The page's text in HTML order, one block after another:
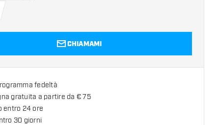
CHIAMAMI
fedeltà
gratuita a partire da € 75
entro 24 ore
30 giorni